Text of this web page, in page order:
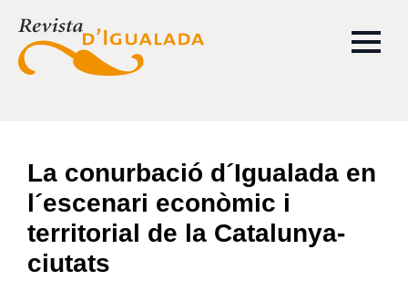
La conurbació d´Igualada en
l´escenari econòmic i
territorial de la Catalunya-
ciutats